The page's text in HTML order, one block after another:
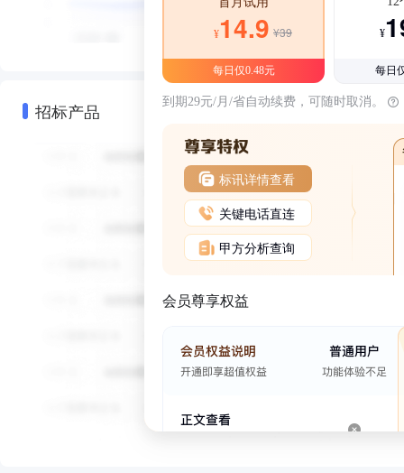
招标产品
¥14.9 ¥39
每日仅0.48元
¥
每日
到期29元/月/省自动续费，可随时取消。
标讯详情查看
关键电话直连
甲方分析查询
会员尊享权益